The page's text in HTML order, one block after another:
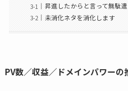
昇進したからと言って無駄
未消化ネタを消化します
PV数／収益／ドメインパワーの